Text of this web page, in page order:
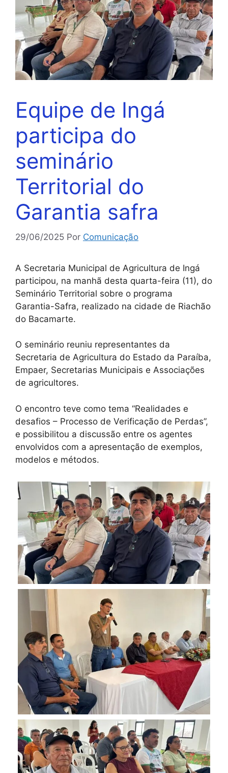
Equipe de Ingá
participa do
seminário
Territorial do
Garantia safra
29/06/2025 Por Comunicação
A Secretaria Municipal de Agricultura de Ingá
participou, na manhã desta quarta-feira (11), do
Seminário Territorial sobre o programa
Garantia-Safra, realizado na cidade de Riachão
do Bacamarte.
O seminário reuniu representantes da
Secretaria de Agricultura do Estado da Paraíba,
Empaer, Secretarias Municipais e Associações
de agricultores.
O encontro teve como tema “Realidades e
desafios – Processo de Verificação de Perdas”,
e possibilitou a discussão entre os agentes
envolvidos com a apresentação de exemplos,
modelos e métodos.